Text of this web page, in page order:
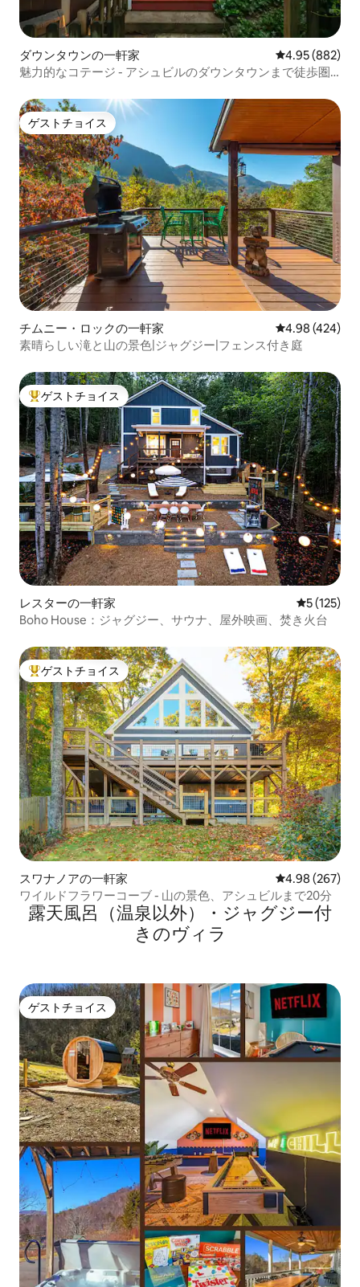
ダウンタウンの一軒家 レビュー882
4.95 (882)
魅力的なコテージ - アシュビルのダウンタウンまで徒歩圏
ゲストチョイス
ゲストチョイス
チムニー・ロックの一軒家 レビュー424
4.98 (424)
素晴らしい滝と山の景色|ジャグジー|フェンス付き庭
大好評のゲストチョイスです。
ゲストチョイス
レスターの一軒家 レビュー
5 (125)
Boho House：ジャグジー、サウナ、屋外映画、焚き火台
大好評のゲストチョイスです。
ゲストチョイス
スワナノアの一軒家 レビュー267
4.98 (267)
ワイルドフラワーコーブ - 山の景色、アシュビルまで20分
露天風呂（温泉以外）・ジャグジー付
きのヴィラ
ゲストチョイス
ゲストチョイス